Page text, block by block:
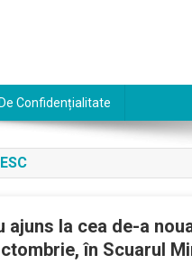
Confidențialitate
ajuns la cea de-a
în Scuarul